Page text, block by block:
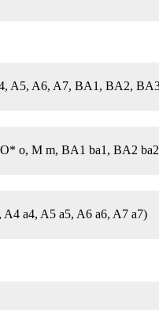
A5, A6, A7, BA1, BA2,
o, M m, BA1 ba1, BA2
a4, A5 a5, A6 a6, A7 a7)